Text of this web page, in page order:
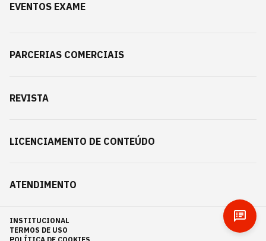
EVENTOS EXAME
PARCERIAS COMERCIAIS
REVISTA
LICENCIAMENTO DE CONTEÚDO
ATENDIMENTO
INSTITUCIONAL
TERMOS DE USO